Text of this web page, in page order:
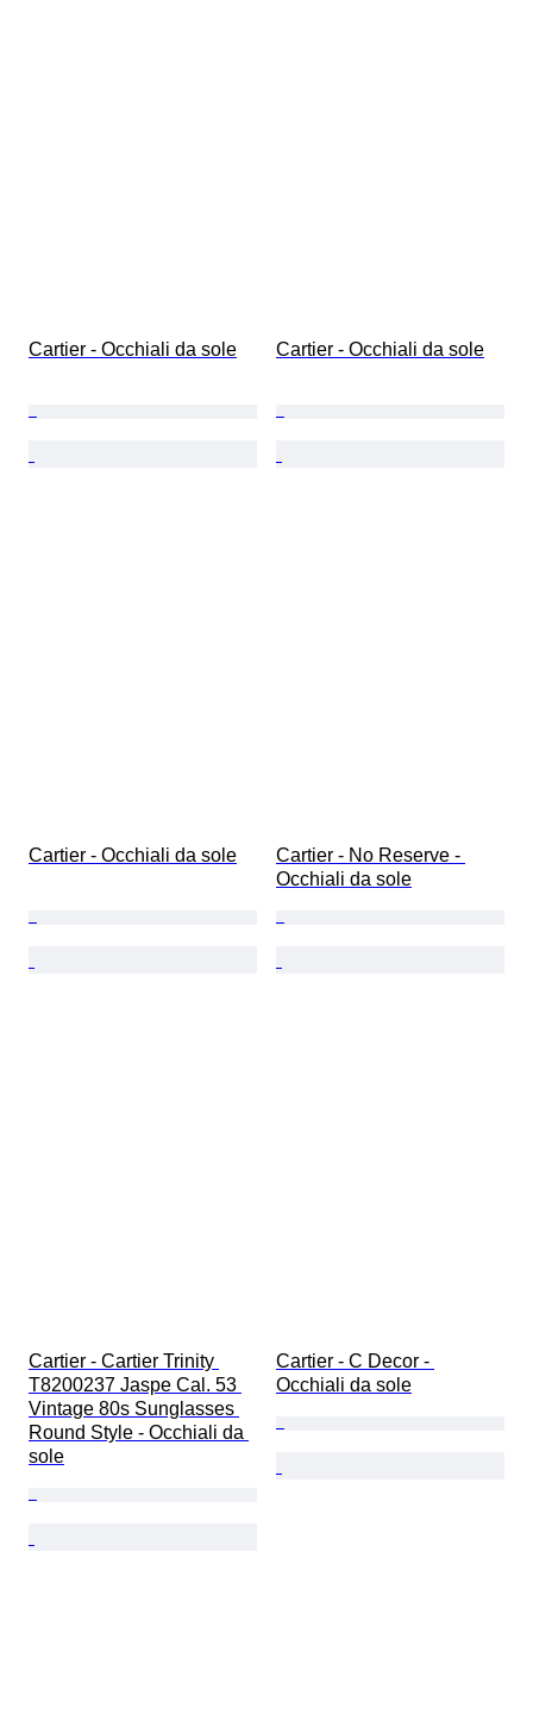
Cartier - Occhiali da sole Cartier - Occhiali da sole
Cartier - Occhiali da sole
Cartier - No Reserve -
Occhiali da sole
Cartier - Cartier Trinity
T8200237 Jaspe Cal. 53
Vintage 80s Sunglasses
Round Style - Occhiali da
sole
Cartier - C Decor -
Occhiali da sole